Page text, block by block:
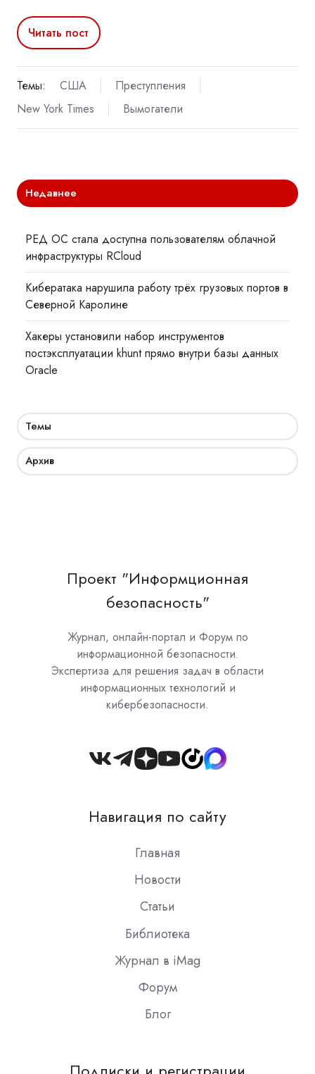
Читать пост
Темы: США
Преступления
New York Times
Вымогатели
Недавнее
РЕД ОС стала доступна пользователям облачной
инфраструктуры RCloud
Кибератака нарушила работу трёх грузовых портов в
Северной Каролине
Хакеры установили набор инструментов
постэксплуатации khunt прямо внутри базы данных
Oracle
Темы
Архив
Проект "Информционная
безопасность"
Журнал, онлайн-портал и Форум по
информационной безопасности.
Экспертиза для решения задач в области
информационных технологий и
кибербезопасности.
Join
Slack
Навигация по сайту
Главная
Новости
Статьи
Библиотека
Журнал в iMag
Форум
Блог